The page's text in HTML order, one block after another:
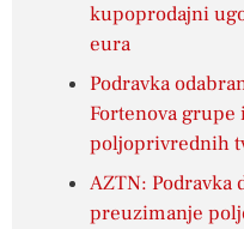
kupoprodajni
eura
Podravka
Fortenova
poljoprivrednih
AZTN: Podravka
preuzimanje